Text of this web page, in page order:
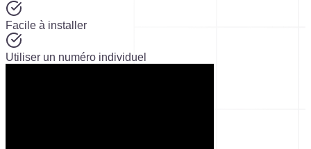
Facile à installer
Utiliser un numéro individuel